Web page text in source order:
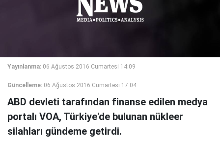
Yayınlanma: 06 Ağustos 2016 Cumartesi 14:09
Güncelleme: 06 Ağustos 2016 Cumartesi 17:04
ABD devleti tarafından finanse edilen medya
portalı VOA, Türkiye'de bulunan nükleer
silahları gündeme getirdi.